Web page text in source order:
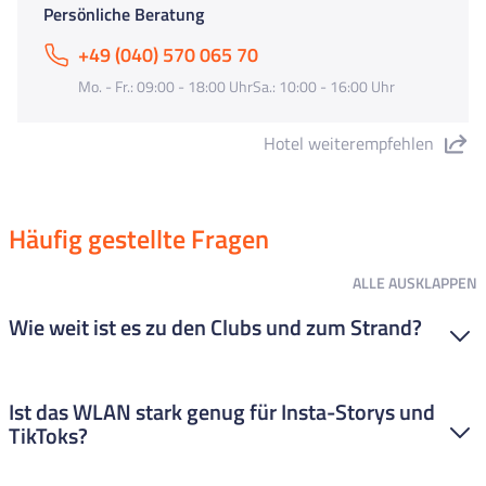
Persönliche Beratung
+49 (040) 570 065 70
Mo. - Fr.: 09:00 - 18:00 UhrSa.: 10:00 - 16:00 Uhr
Hotel weiterempfehlen
Häufig gestellte Fragen
ALLEAUSKLAPPEN
Wie weit ist es zu den Clubs und zum Strand?
Partystraße und ins Zentrum sind es nur 150 bis 350 Meter –
also direkt um die Ecke! Du bist sehr schnell mittendrin im
Ist das WLAN stark genug für Insta-Storys und
TikToks?